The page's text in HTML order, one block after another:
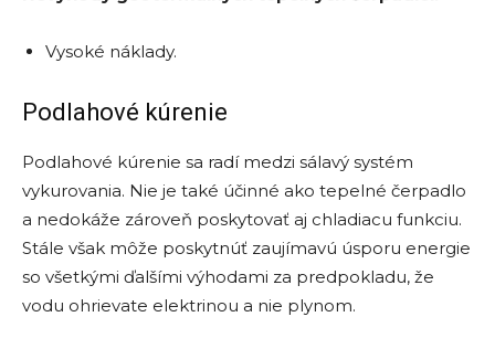
Vysoké náklady.
Podlahové kúrenie
Podlahové kúrenie sa radí medzi sálavý systém
vykurovania. Nie je také účinné ako tepelné čerpadlo
a nedokáže zároveň poskytovať aj chladiacu funkciu.
Stále však môže poskytnúť zaujímavú úsporu energie
so všetkými ďalšími výhodami za predpokladu, že
vodu ohrievate elektrinou a nie plynom.